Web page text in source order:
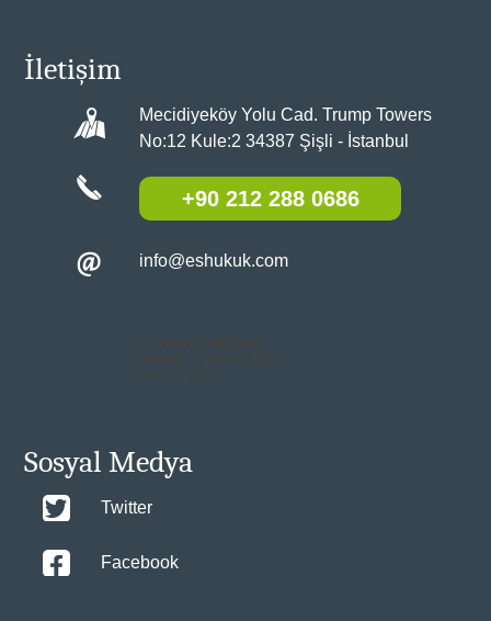
İletişim
Mecidiyeköy Yolu Cad. Trump Towers
No:12 Kule:2 34387 Şişli - İstanbul
+90 212 288 0686
info@eshukuk.com
Sosyal Medya
Twitter
Facebook